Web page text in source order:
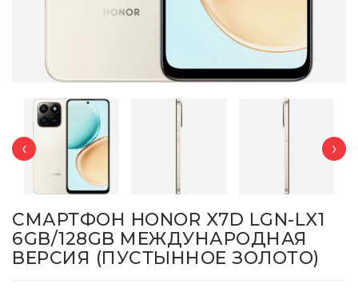
‹ ›
СМАРТФОН HONOR X7D LGN-LX1
6GB/128GB МЕЖДУНАРОДНАЯ
ВЕРСИЯ (ПУСТЫННОЕ ЗОЛОТО)